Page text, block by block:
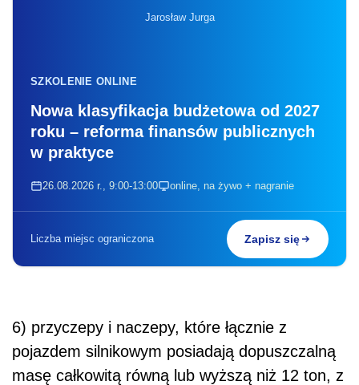
Jarosław Jurga
SZKOLENIE ONLINE
Nowa klasyfikacja budżetowa od 2027
roku – reforma finansów publicznych
w praktyce
26.08.2026 r., 9:00-13:00 online, na żywo + nagranie
Liczba miejsc ograniczona Zapisz się
6) przyczepy i naczepy, które łącznie z
pojazdem silnikowym posiadają dopuszczalną
masę całkowitą równą lub wyższą niż 12 ton, z